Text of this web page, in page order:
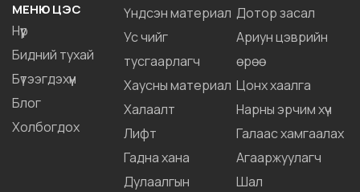
МЕНЮ ЦЭС
Нүүр
Бидний тухай
Бүтээгдэхүүн
Блог
Холбогдох
Үндсэн материал
Ус чийг
тусгаарлагч
Хаусны материал
Халаалт
Лифт
Гадна хана
Дулаалгын
Дотор засал
Ариун цэврийн
өрөө
Цонх хаалга
Нарны эрчим хүч
Галаас хамгаалах
Агааржуулагч
Шал